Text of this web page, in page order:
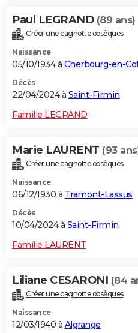
Paul LEGRAND (89 ans)
Créer une cagnotte obsèques
Naissance
05/10/1934 à Cherbourg-en-
Décès
22/04/2024 à Saint-Firmin
Famille LEGRAND
Marie LAURENT (93
Créer une cagnotte obsèques
Naissance
06/12/1930 à Tramont-Lassus
Décès
10/04/2024 à Saint-Firmin
Famille LAURENT
Liliane CESARONI (84
Créer une cagnotte obsèques
Naissance
12/03/1940 à Algrange